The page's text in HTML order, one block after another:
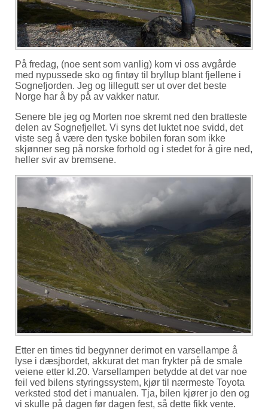
På fredag, (noe sent som vanlig) kom vi oss avgårde
med nypussede sko og fintøy til bryllup blant fjellene i
Sognefjorden. Jeg og lillegutt ser ut over det beste
Norge har å by på av vakker natur.
Senere ble jeg og Morten noe skremt ned den bratteste
delen av Sognefjellet. Vi syns det luktet noe svidd, det
viste seg å være den tyske bobilen foran som ikke
skjønner seg på norske forhold og i stedet for å gire ned,
heller svir av bremsene.
Etter en times tid begynner derimot en varsellampe å
lyse i dæsjbordet, akkurat det man frykter på de smale
veiene etter kl.20. Varsellampen betydde at det var noe
feil ved bilens styringssystem, kjør til nærmeste Toyota
verksted stod det i manualen. Tja, bilen kjører jo den og
vi skulle på dagen før dagen fest, så dette fikk vente.